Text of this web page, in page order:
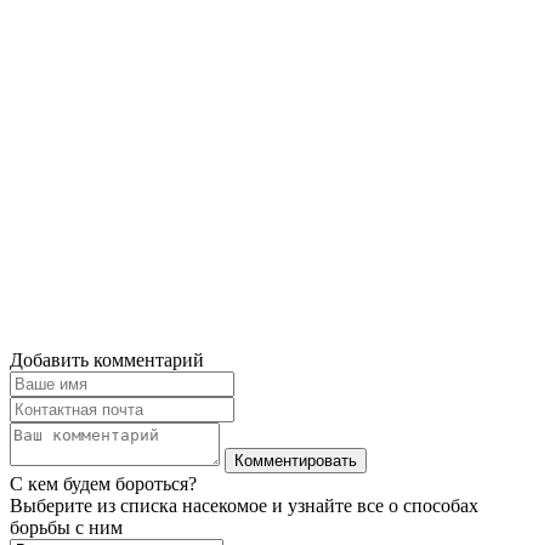
Добавить комментарий
С кем будем бороться?
Выберите из списка насекомое и узнайте все о способах
борьбы с ним